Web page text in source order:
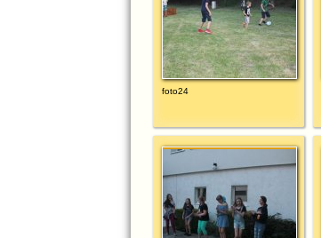
foto24